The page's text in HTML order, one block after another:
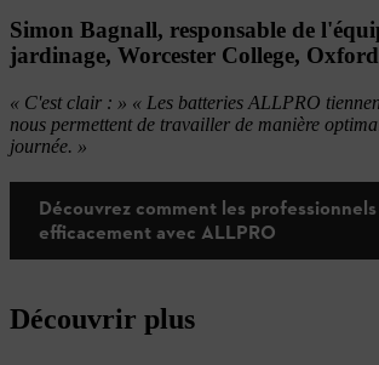
Simon Bagnall, responsable de
jardinage, Worcester College, Oxford
« C'est clair : » « Les batteries ALLPRO
nous permettent de travailler de manière
journée. »
Découvrez comment les
efficacement avec ALLPRO
Découvrir plus